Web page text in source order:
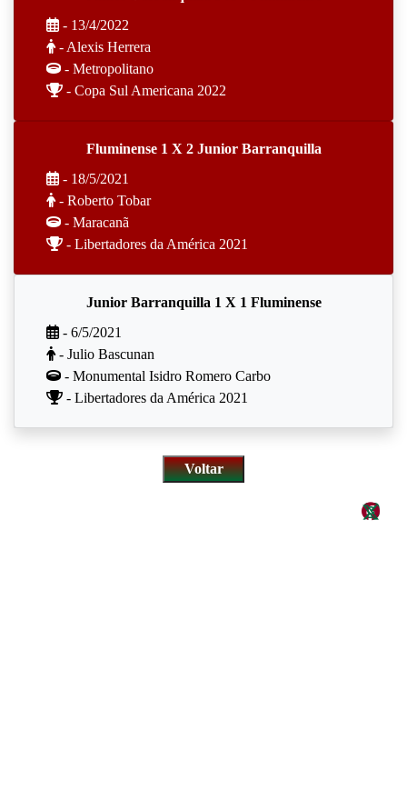
- 13/4/2022
- Alexis Herrera
- Metropolitano
- Copa Sul Americana 2022
Fluminense 1 X 2 Junior Barranquilla
- 18/5/2021
- Roberto Tobar
- Maracanã
- Libertadores da América 2021
Junior Barranquilla 1 X 1 Fluminense
- 6/5/2021
- Julio Bascunan
- Monumental Isidro Romero Carbo
- Libertadores da América 2021